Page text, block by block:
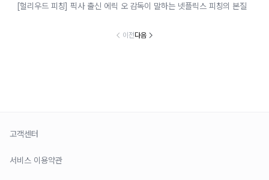
[헐리우드 피칭] 픽사 출신 에릭 오 감독이 말하는 넷플릭스 피칭의 본질
이전다음
고객센터
서비스 이용약관